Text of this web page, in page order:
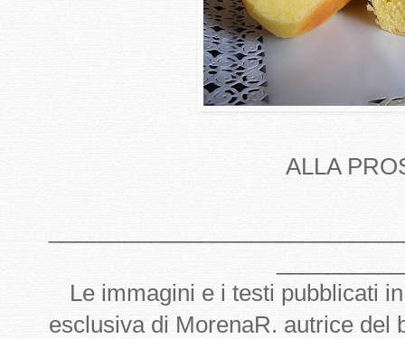
ALLA
Le immagini e i testi pubblicati
esclusiva di MorenaR. autrice del